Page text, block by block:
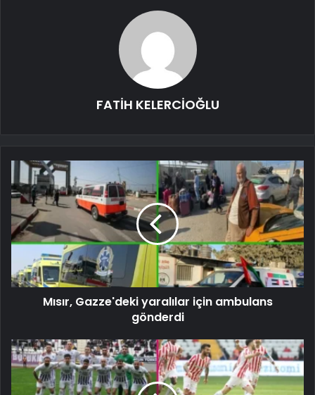
FATİH KELERCİOĞLU
Mısır, Gazze'deki yaralılar için ambulans
gönderdi